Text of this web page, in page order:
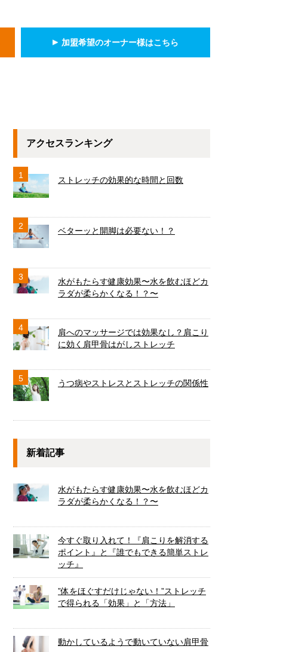
加盟希望のオーナー様はこちら
アクセスランキング
1 ストレッチの効果的な時間と回数
2 ベターッと開脚は必要ない！？
3
水がもたらす健康効果〜水を飲むほどカ
ラダが柔らかくなる！？〜
4
肩へのマッサージでは効果なし？肩こり
に効く肩甲骨はがしストレッチ
5 うつ病やストレスとストレッチの関係性
新着記事
水がもたらす健康効果〜水を飲むほどカ
ラダが柔らかくなる！？〜
今すぐ取り入れて！『肩こりを解消する
ポイント』と『誰でもできる簡単ストレ
ッチ』
”体をほぐすだけじゃない！”ストレッチ
で得られる「効果」と「方法」
動かしているようで動いていない肩甲骨